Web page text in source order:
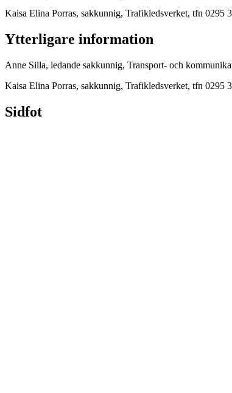
Kaisa Elina Porras, sakkunnig, Trafikledsverket, tfn 0295
Ytterligare information
Anne Silla, ledande sakkunnig, Transport- och
Kaisa Elina Porras, sakkunnig, Trafikledsverket, tfn 0295
Sidfot